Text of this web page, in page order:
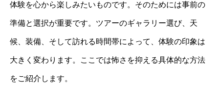
体験を心から楽しみたいものです。そのためには事前の
準備と選択が重要です。ツアーのギャラリー選び、天
候、装備、そして訪れる時間帯によって、体験の印象は
大きく変わります。ここでは怖さを抑える具体的な方法
をご紹介します。